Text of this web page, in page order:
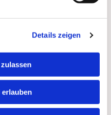
Details zeigen
Vorpommern e.V.